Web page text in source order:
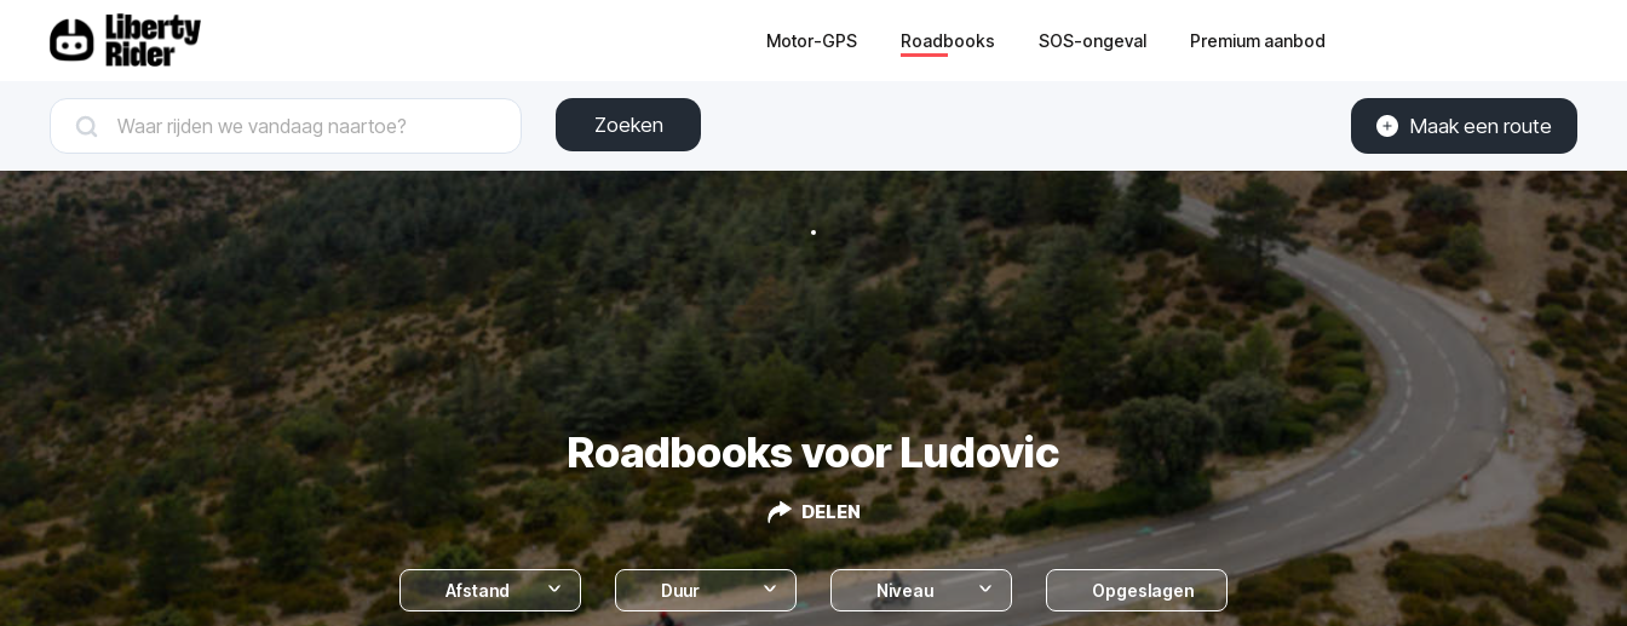
Motor-GPS Roadbooks SOS-ongeval Premium aanbod
Zoeken Maak een route
Roadbooks voor Ludovic
DELEN
Afstand Duur Niveau Opgeslagen